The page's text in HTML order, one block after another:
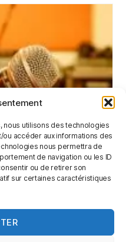
utilisons des technologies
accéder aux informations des
nous permettra de
de navigation ou les ID
ou de retirer son
sur certaines caractéristiques